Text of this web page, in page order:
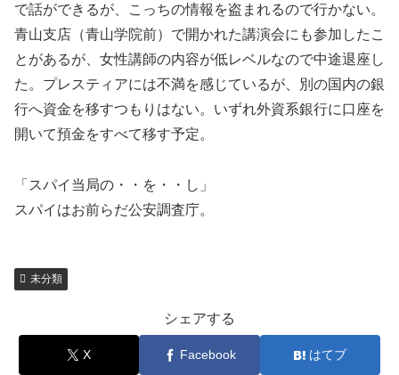
で話ができるが、こっちの情報を盗まれるので行かない。
青山支店（青山学院前）で開かれた講演会にも参加したこ
とがあるが、女性講師の内容が低レベルなので中途退座し
た。プレスティアには不満を感じているが、別の国内の銀
行へ資金を移すつもりはない。いずれ外資系銀行に口座を
開いて預金をすべて移す予定。
「スパイ当局の・・を・・し」
スパイはお前らだ公安調査庁。
未分類
シェアする
X Facebook はてブ